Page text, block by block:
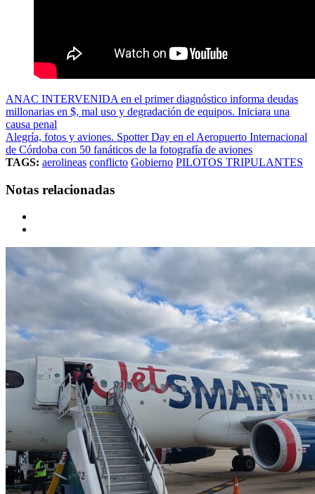
ANAC INTERVENIDA en el primer diagnóstico informa deudas
millonarias en $, mal uso y degradación de equipos. Iniciara una
causa penal
Alegría, fotos y aviones. Spotter Day en el Aeropuerto Internacional
de Córdoba con 50 fanáticos de la fotografía de aviones
TAGS: aerolineas conflicto Gobierno PILOTOS TRIPULANTES
Notas relacionadas